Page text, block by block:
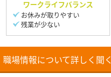
ワークライフバランス
お休みが取りやすい
残業が少ない
職場情報について詳しく聞く